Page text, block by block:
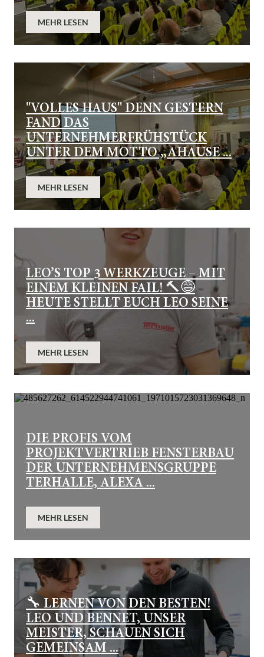
MEHR LESEN
"VOLLES HAUS" DENN GESTERN
FAND DAS
UNTERNEHMERFRÜHSTÜCK
UNTER DEM MOTTO „AHAUSE ...
MEHR LESEN
LEO’S TOP 3 WERKZEUGE – MIT
EINEM KLEINEN FAIL! 🔨😅
HEUTE STELLT EUCH LEO SEINE
...
MEHR LESEN
DIE PROFIS VOM
PROJEKTVERTRIEB FENSTERBAU
DER UNTERNEHMENSGRUPPE
TERHALLE, ALEXA ...
MEHR LESEN
🔧 LERNEN VON DEN BESTEN!
LEO UND BENNET, UNSER
MEISTER, SCHAUEN SICH
GEMEINSAM ...